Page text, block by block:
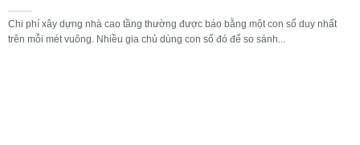
Chi phí xây dựng nhà cao tầng thường được báo bằng một con số duy nhất
trên mỗi mét vuông. Nhiều gia chủ dùng con số đó để so sánh...